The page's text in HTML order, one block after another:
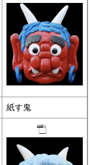
紙す鬼